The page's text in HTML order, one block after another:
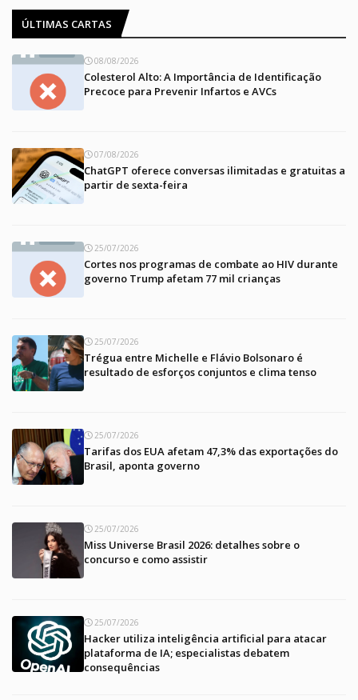
ÚLTIMAS CARTAS
08/08/2026
Colesterol Alto: A Importância de Identificação
Precoce para Prevenir Infartos e AVCs
07/08/2026
ChatGPT oferece conversas ilimitadas e gratuitas a
partir de sexta-feira
25/07/2026
Cortes nos programas de combate ao HIV durante
governo Trump afetam 77 mil crianças
25/07/2026
Trégua entre Michelle e Flávio Bolsonaro é
resultado de esforços conjuntos e clima tenso
25/07/2026
Tarifas dos EUA afetam 47,3% das exportações do
Brasil, aponta governo
25/07/2026
Miss Universe Brasil 2026: detalhes sobre o
concurso e como assistir
25/07/2026
Hacker utiliza inteligência artificial para atacar
plataforma de IA; especialistas debatem
consequências